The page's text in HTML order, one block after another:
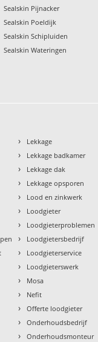
Sealskin Pijnacker
Sealskin Poeldijk
Sealskin Schipluiden
Sealskin Wateringen
› Lekkage
› Lekkage badkamer
› Lekkage dak
› Lekkage opsporen
› Lood en zinkwerk
› Loodgieter
› Loodgieterproblemen
› Loodgietersbedrijf
› Loodgieterservice
› Loodgieterswerk
› Mosa
› Nefit
› Offerte loodgieter
› Onderhoudsbedrijf
› Onderhoudsmonteur